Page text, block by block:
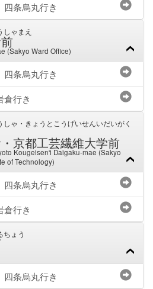
条烏丸行き
ゃまえ
(Sakyo Ward Office)
条烏丸行き
行き
ゃ・きょうとこうげいせんいだいがく
京都工芸繊維大学前
Kougeisen'i Daigaku-mae (Sakyo
of Technology)
条烏丸行き
行き
ちょう
条烏丸行き